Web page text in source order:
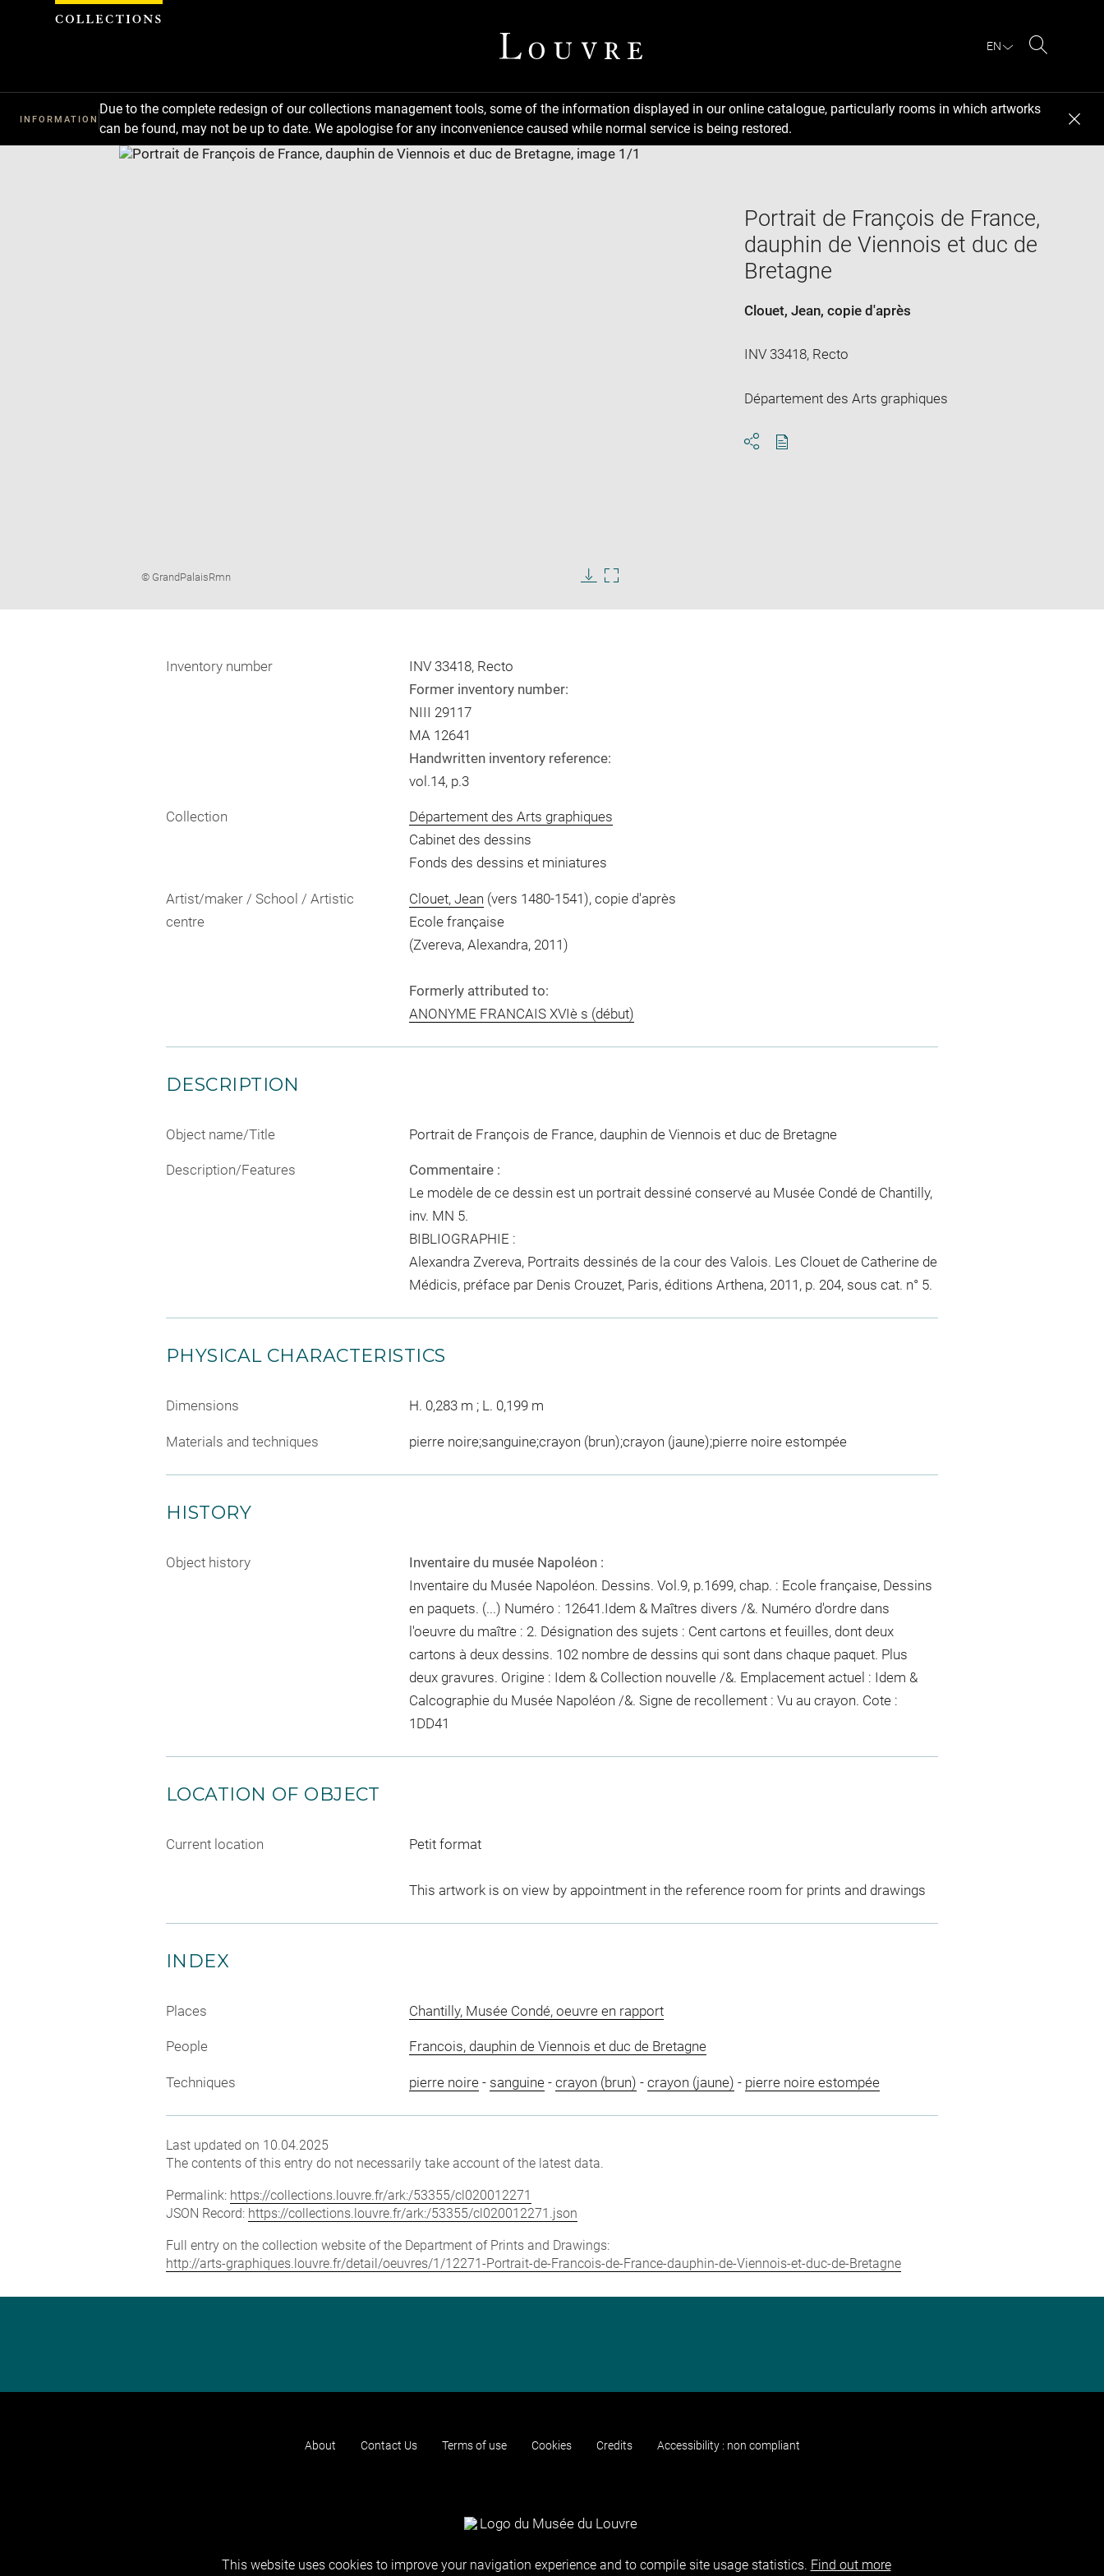
EN
INFORMATION
Due to the complete redesign of our collections management tools, some of the information displayed in our online catalogue, particularly rooms in which artworks
can be found, may not be up to date. We apologise for any inconvenience caused while normal service is being restored.
new
Image
© GrandPalaisRmn
imageimage
Portrait de François de France,
dauphin de Viennois et duc de
Bretagne
Clouet, Jean, copie d'après
INV 33418, Recto
Département des Arts graphiques
Inventory number
INV 33418, Recto
Former inventory number:
NIII 29117
MA 12641
Handwritten inventory reference:
vol.14, p.3
Collection
Département des Arts graphiques
Cabinet des dessins
Fonds des dessins et miniatures
Artist/maker / School / Artistic
centre
Clouet, Jean (vers 1480-1541), copie d'après
Ecole française
(Zvereva, Alexandra, 2011)
Formerly attributed to:
ANONYME FRANCAIS XVIè s (début)
DESCRIPTION
Object name/Title Portrait de François de France, dauphin de Viennois et duc de Bretagne
Description/Features
Commentaire :
Le modèle de ce dessin est un portrait dessiné conservé au Musée Condé de Chantilly,
inv. MN 5.
BIBLIOGRAPHIE :
Alexandra Zvereva, Portraits dessinés de la cour des Valois. Les Clouet de Catherine de
Médicis, préface par Denis Crouzet, Paris, éditions Arthena, 2011, p. 204, sous cat. n° 5.
PHYSICAL CHARACTERISTICS
Dimensions H. 0,283 m ; L. 0,199 m
Materials and techniques pierre noire;sanguine;crayon (brun);crayon (jaune);pierre noire estompée
HISTORY
Object history
Inventaire du musée Napoléon :
Inventaire du Musée Napoléon. Dessins. Vol.9, p.1699, chap. : Ecole française, Dessins
en paquets. (...) Numéro : 12641.Idem & Maîtres divers /&. Numéro d'ordre dans
l'oeuvre du maître : 2. Désignation des sujets : Cent cartons et feuilles, dont deux
cartons à deux dessins. 102 nombre de dessins qui sont dans chaque paquet. Plus
deux gravures. Origine : Idem & Collection nouvelle /&. Emplacement actuel : Idem &
Calcographie du Musée Napoléon /&. Signe de recollement : Vu au crayon. Cote :
1DD41
LOCATION OF OBJECT
Current location Petit format
This artwork is on view by appointment in the reference room for prints and drawings
INDEX
Places Chantilly, Musée Condé, oeuvre en rapport
People Francois, dauphin de Viennois et duc de Bretagne
Techniques pierre noire- sanguine- crayon (brun) - crayon (jaune) - pierre noire estompée
Last updated on 10.04.2025
The contents of this entry do not necessarily take account of the latest data.
Permalink: https://collections.louvre.fr/ark:/53355/cl020012271
JSON Record: https://collections.louvre.fr/ark:/53355/cl020012271.json
Full entry on the collection website of the Department of Prints and Drawings:
http://arts-graphiques.louvre.fr/detail/oeuvres/1/12271-Portrait-de-Francois-de-France-dauphin-de-Viennois-et-duc-de-Bretagne
About Contact Us Terms of use Cookies Credits Accessibility : non compliant
Cookies management panel
This website uses cookies to improve your navigation experience and to compile site usage statistics. Find out more